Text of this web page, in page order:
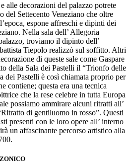
alle decorazioni del palazzo potrete
del Settecento Veneziano che oltre
espone affreschi e dipinti dei
Nella sala dell’ Allegoria
troviamo il dipinto dell’
Tiepolo realizzò sul soffitto. Altri
di queste sale come Gaspare
della Sala dei Pastelli il “Trionfo delle
dei Pastelli è così chiamata proprio per
contiene; questa era una tecnica
che la rese celebre in tutta Europa
possiamo ammirare alcuni ritratti all’
di gentiluomo in rosso”. Questi
presenti con le loro opere all’ interno
un affascinante percorso artistico alla